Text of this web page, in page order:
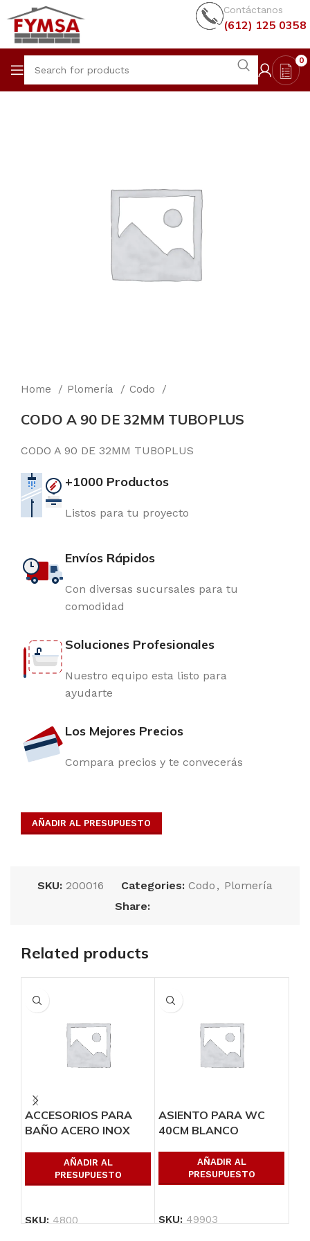
Contáctanos
(612) 125 0358
0
Home Plomería Codo
CODO A 90 DE 32MM TUBOPLUS
CODO A 90 DE 32MM TUBOPLUS
+1000 Productos
Listos para tu proyecto
Envíos Rápidos
Con diversas sucursales para tu
comodidad
Soluciones Profesionales
Nuestro equipo esta listo para
ayudarte
Los Mejores Precios
Compara precios y te convecerás
AÑADIR AL PRESUPUESTO
SKU: 200016 Categories: Codo , Plomería
Share:
Related products
ACCESORIOS PARA
BAÑO ACERO INOX
AÑADIR AL
PRESUPUESTO
SKU:4800
ASIENTO PARA WC
40CM BLANCO
AÑADIR AL
PRESUPUESTO
SKU: 49903